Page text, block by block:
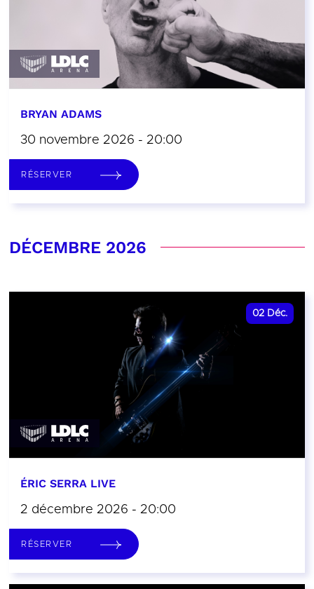
BRYAN ADAMS
30 novembre 2026 - 20:00
RÉSERVER
DÉCEMBRE 2026
02 Déc.
ÉRIC SERRA LIVE
2 décembre 2026 - 20:00
RÉSERVER